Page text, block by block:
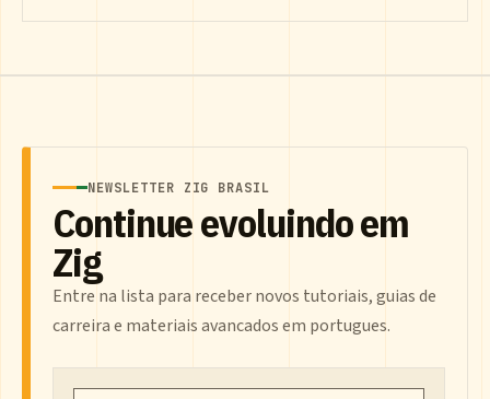
NEWSLETTER ZIG BRASIL
Continue evoluindo em
Zig
Entre na lista para receber novos tutoriais, guias de
carreira e materiais avancados em portugues.